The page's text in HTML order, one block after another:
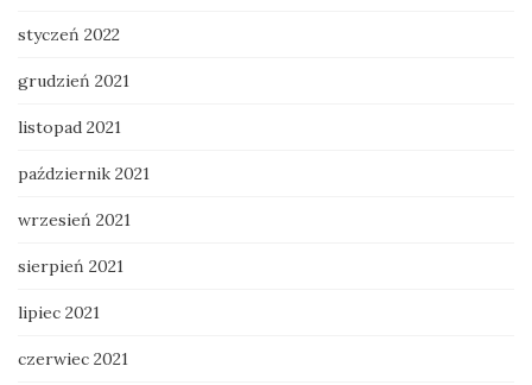
styczeń 2022
grudzień 2021
listopad 2021
październik 2021
wrzesień 2021
sierpień 2021
lipiec 2021
czerwiec 2021